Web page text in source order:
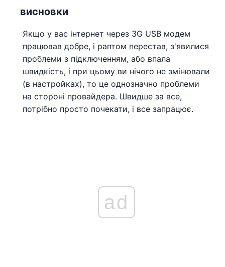
висновки
Якщо у вас інтернет через 3G USB модем
працював добре, і раптом перестав, з'явилися
проблеми з підключенням, або впала
швидкість, і при цьому ви нічого не змінювали
(в настройках), то це однозначно проблеми
на стороні провайдера. Швидше за все,
потрібно просто почекати, і все запрацює.
ad